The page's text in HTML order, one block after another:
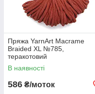
Пряжа YarnArt Macrame
Braided XL №785,
теракотовий
В наявності
586 ₴/моток